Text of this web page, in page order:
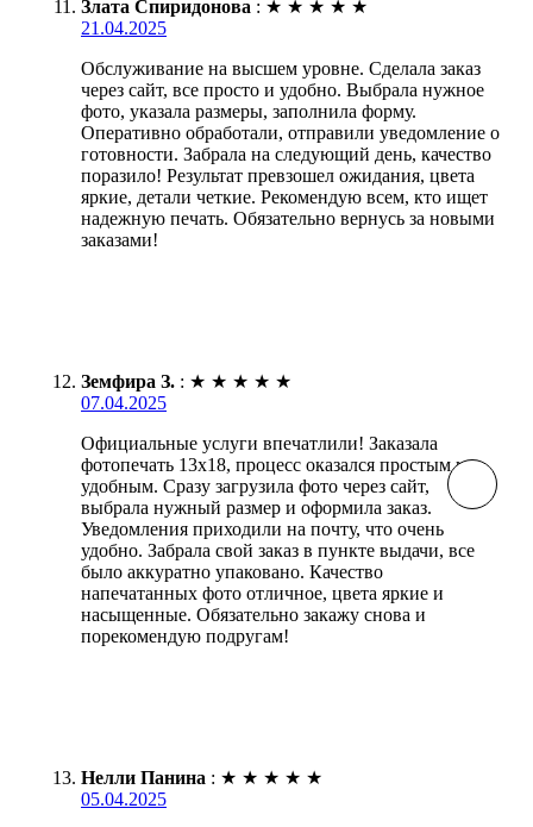
Злата Спиридонова : ★ ★ ★ ★ ★
21.04.2025
Обслуживание на высшем уровне. Сделала заказ
через сайт, все просто и удобно. Выбрала нужное
фото, указала размеры, заполнила форму.
Оперативно обработали, отправили уведомление о
готовности. Забрала на следующий день, качество
поразило! Результат превзошел ожидания, цвета
яркие, детали четкие. Рекомендую всем, кто ищет
надежную печать. Обязательно вернусь за новыми
заказами!
Земфира З. : ★ ★ ★ ★ ★
07.04.2025
Официальные услуги впечатлили! Заказала
фотопечать 13х18, процесс оказался простым и
удобным. Сразу загрузила фото через сайт,
выбрала нужный размер и оформила заказ.
Уведомления приходили на почту, что очень
удобно. Забрала свой заказ в пункте выдачи, все
было аккуратно упаковано. Качество
напечатанных фото отличное, цвета яркие и
насыщенные. Обязательно закажу снова и
порекомендую подругам!
Нелли Панина : ★ ★ ★ ★ ★
05.04.2025